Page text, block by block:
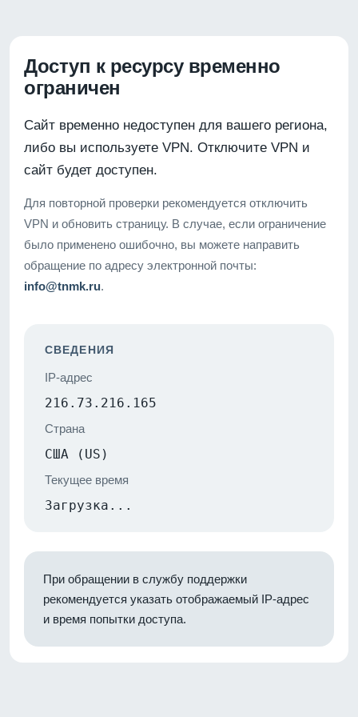
Доступ к ресурсу временно
ограничен
Сайт временно недоступен для вашего региона,
либо вы используете VPN. Отключите VPN и
сайт будет доступен.
Для повторной проверки рекомендуется отключить
VPN и обновить страницу. В случае, если ограничение
было применено ошибочно, вы можете направить
обращение по адресу электронной почты:
info@tnmk.ru.
СВЕДЕНИЯ
IP-адрес
216.73.216.165
Страна
США (US)
Текущее время
Загрузка...
При обращении в службу поддержки
рекомендуется указать отображаемый IP-адрес
и время попытки доступа.